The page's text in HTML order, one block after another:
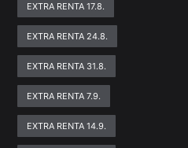
EXTRA RENTA 17.8.
EXTRA RENTA 24.8.
EXTRA RENTA 31.8.
EXTRA RENTA 7.9.
EXTRA RENTA 14.9.